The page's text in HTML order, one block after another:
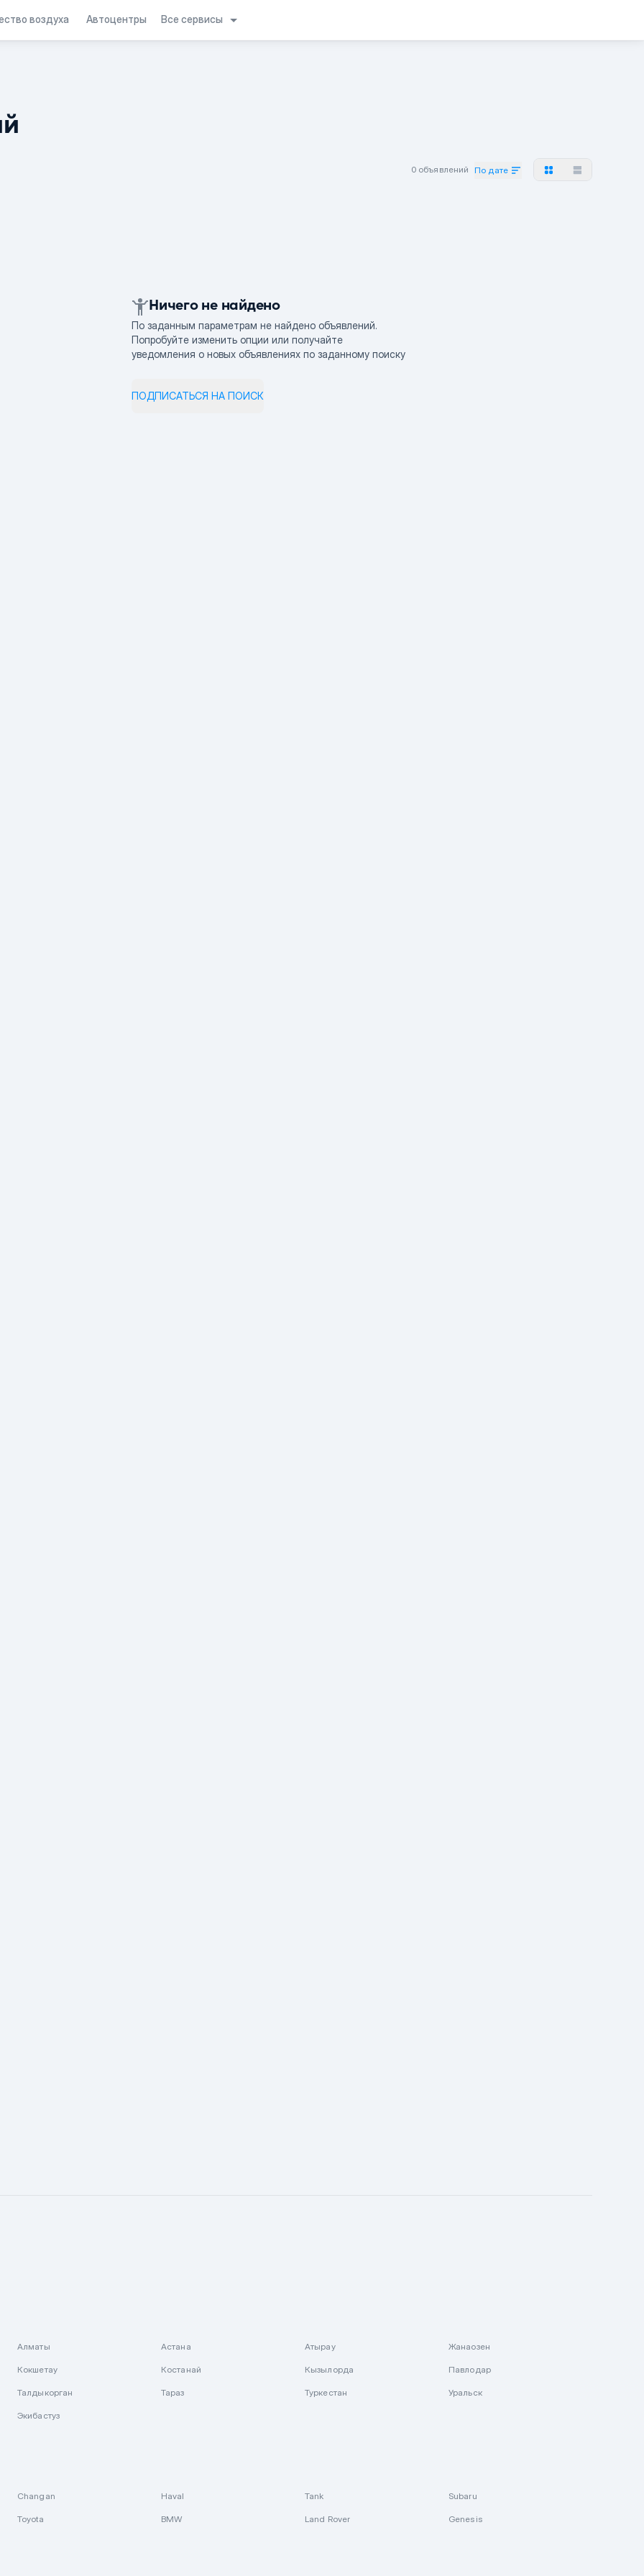
воздуха Автоцентры Все сервисы
0 объявлений По дате
Ничего не найдено
По заданным параметрам не найдено объявлений.
Попробуйте изменить опции или получайте
уведомления о новых объявлениях по заданному поиску
ПОДПИСАТЬСЯ НА ПОИСК
Алматы Астана Атырау Жанаозен
Кокшетау Костанай Кызылорда Павлодар
Талдыкорган Тараз Туркестан Уральск
Экибастуз
Changan Haval Tank Subaru
Toyota BMW Land Rover Genesis